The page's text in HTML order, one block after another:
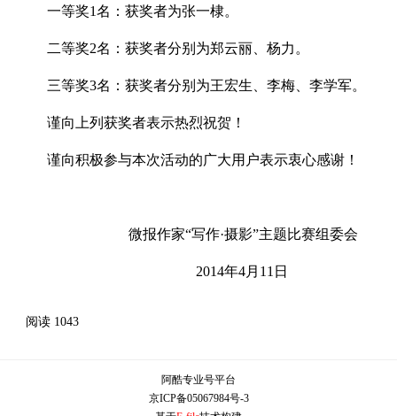
一等奖1名：获奖者为张一棣。
二等奖2名：获奖者分别为郑云丽、杨力。
三等奖3名：获奖者分别为王宏生、李梅、李学军。
谨向上列获奖者表示热烈祝贺！
谨向积极参与本次活动的广大用户表示衷心感谢！
微报作家“写作·摄影”主题比赛组委会
2014年4月11日
阅读 1043
阿酷专业号平台
京ICP备05067984号-3